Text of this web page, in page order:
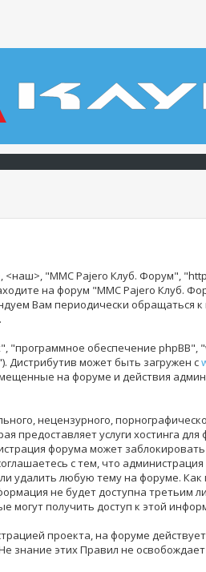
"MMC Pajero Клуб. Форум",
на форум "MMC Pajero Клуб.
Вам периодически обращаться
обеспечение phpBB",
Дистрибутив может быть загружен с
на форуме и действия
нецензурного,
услуги хостинга
форума может
с тем, что
удалить любую тему на форуме. Как
не будет доступна третьим
могут получить доступ к этой
проекта, на форуме
этих Правил не освобождает